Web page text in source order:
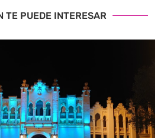
TE PUEDE INTERESAR